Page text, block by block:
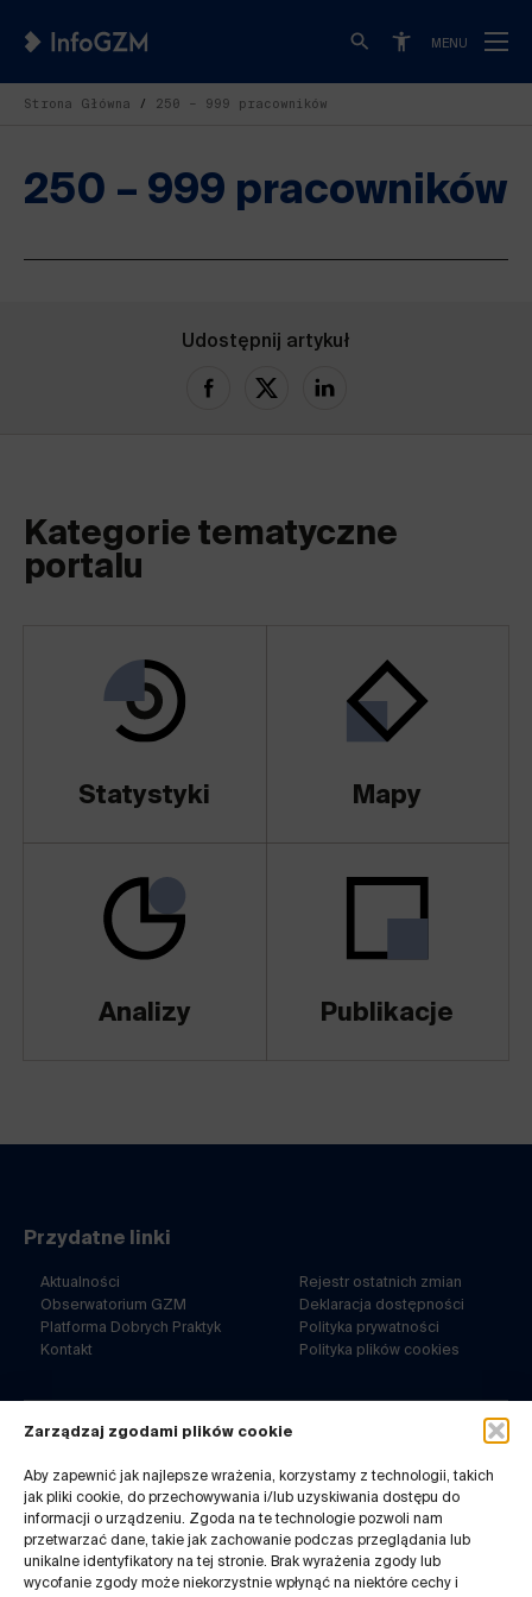
Zarządzaj zgodami plików cookie
Aby zapewnić jak najlepsze wrażenia, korzystamy z technologii, takich
jak pliki cookie, do przechowywania i/lub uzyskiwania dostępu do
informacji o urządzeniu. Zgoda na te technologie pozwoli nam
przetwarzać dane, takie jak zachowanie podczas przeglądania lub
unikalne identyfikatory na tej stronie. Brak wyrażenia zgody lub
wycofanie zgody może niekorzystnie wpłynąć na niektóre cechy i
MENU
Strona Główna 250 – 999 pracowników
250 – 999 pracowników
Udostępnij artykuł
Kategorie tematyczne
portalu
Statystyki Mapy
Analizy Publikacje
40-053 Katowice
32 7180-767
pn-pt. 8-14
Kontakt do redakcji:
infogzm@metropoliagzm.pl
Przydatne linki
Aktualności
Obserwatorium GZM
Platforma Dobrych Praktyk
Kontakt
Rejestr ostatnich zmian
Deklaracja dostępności
Polityka prywatności
Polityka plików cookies